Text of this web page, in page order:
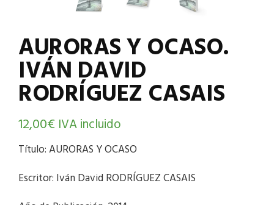
AURORAS Y OCASO.
IVÁN DAVID
RODRÍGUEZ CASAIS
12,00€ IVA incluido
Título: AURORAS Y OCASO
Escritor: Iván David RODRÍGUEZ CASAIS